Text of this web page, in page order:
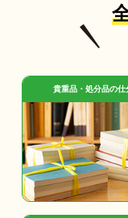
貴重品・処分品の仕